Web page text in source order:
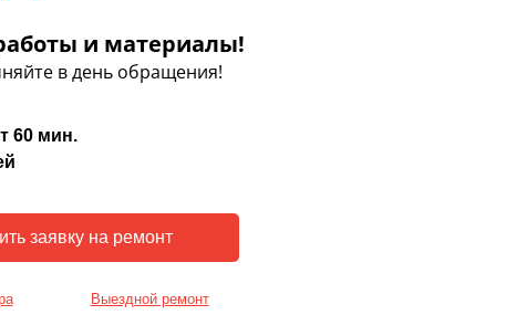
и материалы!
в день обращения!
60 мин.
Выездной ремонт